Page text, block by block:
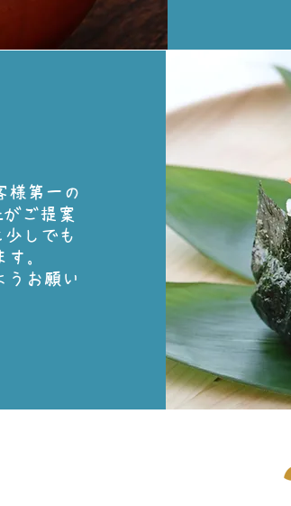
様第一の
ご提案
しでも
。
うお願い